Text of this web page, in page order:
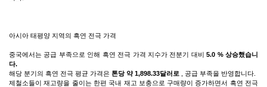
아시아 태평양 지역의 흑연 전극 가격
중국에서는 공급 부족으로 인해 흑연 전극 가격 지수가 전분기 대비5.0 % 상승했습니
다.
해당 분기의 흑연 전극 평균 가격은 톤당 약 1,898.33달러로 , 공급 부족을 반영합니다.
제철소들이 재고량을 줄이는 한편 국내 재고 보충으로 구매량이 증가하면서 흑연 전극